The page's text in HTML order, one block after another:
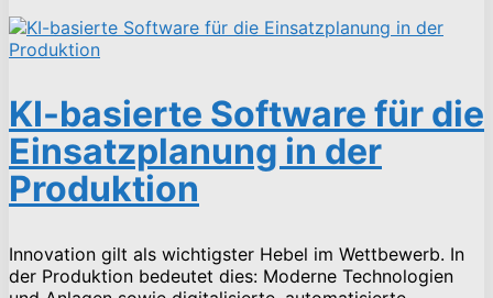
KI-basierte Software für die
Einsatzplanung in der
Produktion
Innovation gilt als wichtigster Hebel im Wettbewerb. In
der Produktion bedeutet dies: Moderne Technologien